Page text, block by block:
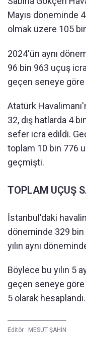
Mayıs döneminde
olmak üzere 105
2024'ün aynı
96 bin 963 uçuş
geçen seneye göre
Atatürk
32, dış hatlarda 4
sefer icra edildi.
toplam 10 bin 776
geçmişti.
TOPLAM UÇUŞ
İstanbul'daki
döneminde 329 bin
yılın aynı
Böylece bu yılın 5
geçen seneye göre
5 olarak hesaplandı.
Editör : MESUT ŞAHİN